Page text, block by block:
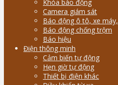
Khóa báo động
Camera giám sát
Báo động ô tô, xe máy,
Báo động chống trộm
Báo hiệu
Điện thông minh
Cảm biến tự động
Hẹn giờ tự động
Thiết bị điện khác